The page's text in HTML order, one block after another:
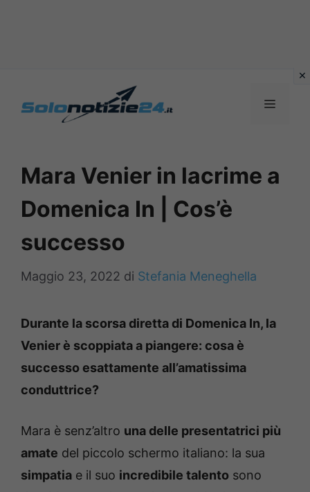
MENU
Mara Venier in lacrime a
Domenica In | Cos’è
successo
Maggio 23, 2022 di Stefania Meneghella
Durante la scorsa diretta di Domenica In, la
Venier è scoppiata a piangere: cosa è
successo esattamente all’amatissima
conduttrice?
Mara è senz’altro una delle presentatrici più
amate del piccolo schermo italiano: la sua
simpatia e il suo incredibile talento sono